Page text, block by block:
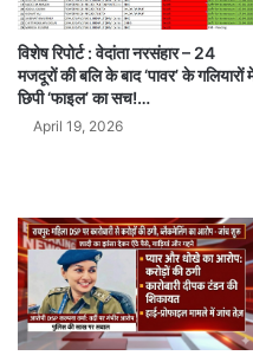
विशेष रिपोर्ट : वेदांता नरसंहार – 24
मजदूरों की बलि के बाद ‘पावर’ के गलियारों
छिपी ‘फाइल’ का सच!…
April 19, 2026